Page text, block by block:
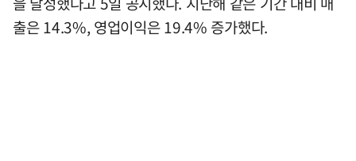
출은 14.3%, 영업이익은 19.4% 증가했다.